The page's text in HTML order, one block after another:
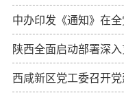
中办印发《通知》在全党开展深
陕西全面启动部署深入贯彻
西咸新区党工委召开党建